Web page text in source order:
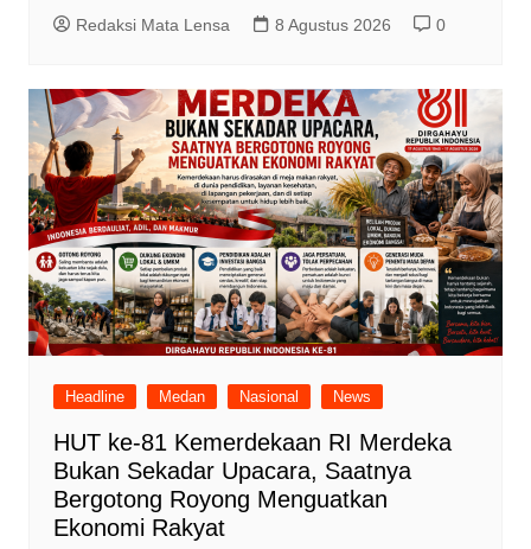
Redaksi Mata Lensa 8 Agustus 2026 0
Headline Medan Nasional News
HUT ke-81 Kemerdekaan RI Merdeka
Bukan Sekadar Upacara, Saatnya
Bergotong Royong Menguatkan
Ekonomi Rakyat